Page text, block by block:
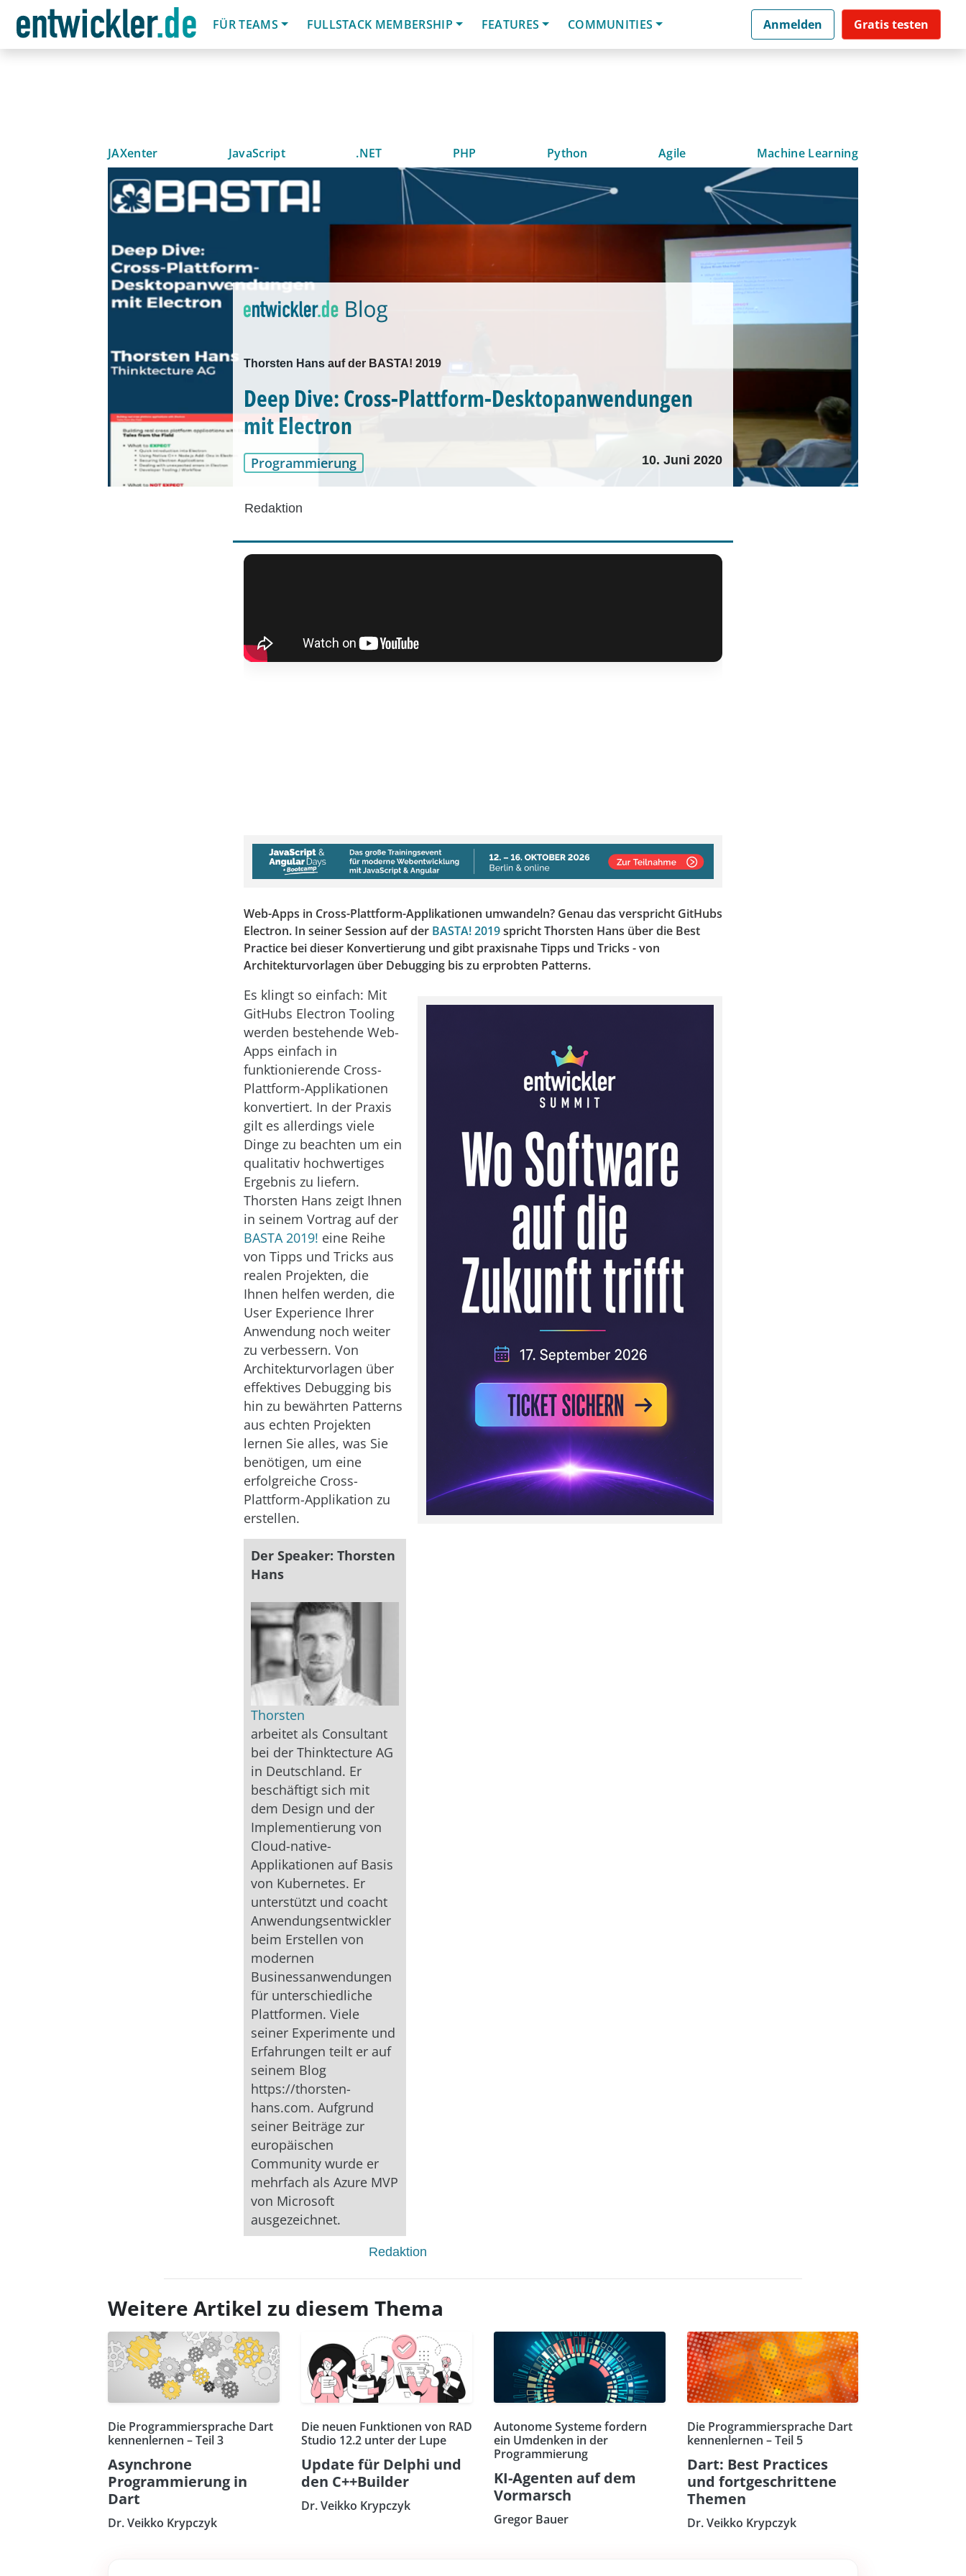
FÜR TEAMS
FULLSTACK MEMBERSHIP FEATURES COMMUNITIES Anmelden Gratis testen
JAXenter JavaScript .NET PHP Python Agile Machine Learning
Thorsten Hans auf der BASTA! 2019
Deep Dive: Cross-Plattform-Desktopanwendungen
mit Electron
Programmierung 10. Juni 2020
Redaktion
Web-Apps in Cross-Plattform-Applikationen umwandeln? Genau das verspricht GitHubs
Electron. In seiner Session auf der BASTA! 2019spricht Thorsten Hans über die Best
Practice bei dieser Konvertierung und gibt praxisnahe Tipps und Tricks - von
Architekturvorlagen über Debugging bis zu erprobten Patterns.
Es klingt so einfach: Mit
GitHubs Electron Tooling
werden bestehende Web-
Apps einfach in
funktionierende Cross-
Plattform-Applikationen
konvertiert. In der Praxis
gilt es allerdings viele
Dinge zu beachten um ein
qualitativ hochwertiges
Ergebnis zu liefern.
Thorsten Hans zeigt Ihnen
in seinem Vortrag auf der
BASTA 2019! eine Reihe
von Tipps und Tricks aus
realen Projekten, die
Ihnen helfen werden, die
User Experience Ihrer
Anwendung noch weiter
zu verbessern. Von
Architekturvorlagen über
effektives Debugging bis
hin zu bewährten Patterns
aus echten Projekten
lernen Sie alles, was Sie
benötigen, um eine
erfolgreiche Cross-
Plattform-Applikation zu
erstellen.
Der Speaker: Thorsten
Hans
Thorsten
arbeitet als Consultant
bei der Thinktecture AG
in Deutschland. Er
beschäftigt sich mit
dem Design und der
Implementierung von
Cloud-native-
Applikationen auf Basis
von Kubernetes. Er
unterstützt und coacht
Anwendungsentwickler
beim Erstellen von
modernen
Businessanwendungen
für unterschiedliche
Plattformen. Viele
seiner Experimente und
Erfahrungen teilt er auf
seinem Blog
https://thorsten-
hans.com. Aufgrund
seiner Beiträge zur
europäischen
Community wurde er
mehrfach als Azure MVP
von Microsoft
ausgezeichnet.
Redaktion
Weitere Artikel zu diesem Thema
Die Programmiersprache Dart
kennenlernen – Teil 3
Asynchrone
Programmierung in
Dart
Dr. Veikko Krypczyk
Die neuen Funktionen von RAD
Studio 12.2 unter der Lupe
Update für Delphi und
den C++Builder
Dr. Veikko Krypczyk
Autonome Systeme fordern
ein Umdenken in der
Programmierung
KI-Agenten auf dem
Vormarsch
Gregor Bauer
Die Programmiersprache Dart
kennenlernen – Teil 5
Dart: Best Practices
und fortgeschrittene
Themen
Dr. Veikko Krypczyk